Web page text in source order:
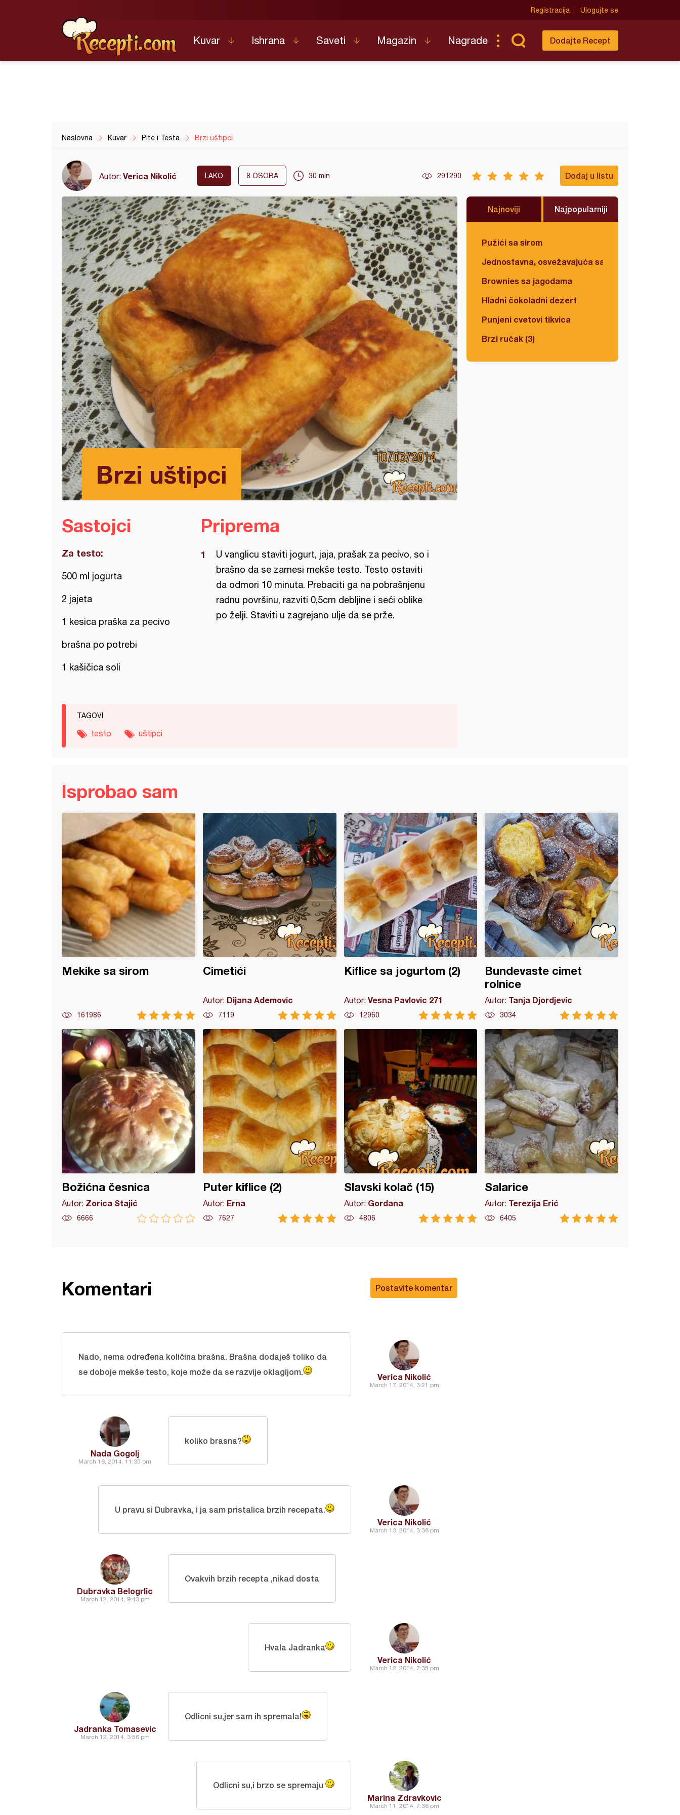
Registracija Ulogujte se
Kuvar Ishrana Saveti Magazin Nagrade Dodajte Recept
Naslovna Kuvar Pite i Testa Brzi uštipci
Autor: Verica Nikolić LAKO 8 OSOBA 30 min 291290 Dodaj u listu
Brzi uštipci
Najnoviji Najpopularniji
Pužići sa sirom
Jednostavna, osvežavajuća salata
Brownies sa jagodama
Hladni čokoladni dezert
Punjeni cvetovi tikvica
Brzi ručak (3)
Sastojci
Za testo:
500 ml jogurta
2 jajeta
1 kesica praška za pecivo
brašna po potrebi
1 kašičica soli
Priprema
U vanglicu staviti jogurt, jaja, prašak za pecivo, so i
brašno da se zamesi mekše testo. Testo ostaviti
da odmori 10 minuta. Prebaciti ga na pobrašnjenu
radnu površinu, razviti 0,5cm debljine i seći oblike
po želji. Staviti u zagrejano ulje da se prže.
TAGOVI
testo uštipci
Isprobao sam
Mekike sa sirom
161986
Cimetići
Autor: Dijana Ademovic
7119
Kiflice sa jogurtom (2)
Autor: Vesna Pavlovic 271
12960
Bundevaste cimet
rolnice
Autor: Tanja Djordjevic
3034
Božićna česnica
Autor: Zorica Stajić
6666
Puter kiflice (2)
Autor: Erna
7627
Slavski kolač (15)
Autor: Gordana
4806
Salarice
Autor: Terezija Erić
6405
Postavite komentar
Komentari
Verica Nikolić
March 17, 2014, 3:21 pm
Nado, nema određena količina brašna. Brašna dodaješ toliko da
se doboje mekše testo, koje može da se razvije oklagijom.
Nada Gogolj
March 16, 2014, 11:35 pm
koliko brasna?
Verica Nikolić
March 13, 2014, 3:38 pm
U pravu si Dubravka, i ja sam pristalica brzih recepata.
Dubravka Belogrlic
March 12, 2014, 9:43 pm
Ovakvih brzih recepta ,nikad dosta
Verica Nikolić
March 12, 2014, 7:35 pm
Hvala Jadranka
Jadranka Tomasevic
March 12, 2014, 3:56 pm
Odlicni su,jer sam ih spremala!
Marina Zdravkovic
March 11, 2014, 7:36 pm
Odlicni su,i brzo se spremaju